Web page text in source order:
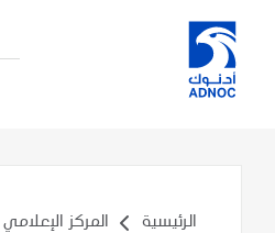
الرئيسية المركز الإعلامي